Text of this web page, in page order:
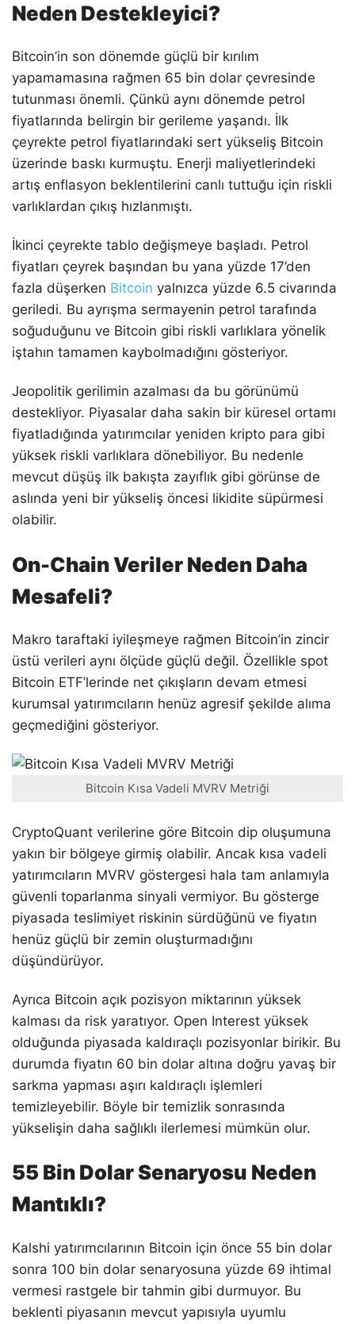
Neden Destekleyici?
Bitcoin’in son dönemde güçlü bir kırılım
yapamamasına rağmen 65 bin dolar çevresinde
tutunması önemli. Çünkü aynı dönemde petrol
fiyatlarında belirgin bir gerileme yaşandı. İlk
çeyrekte petrol fiyatlarındaki sert yükseliş Bitcoin
üzerinde baskı kurmuştu. Enerji maliyetlerindeki
artış enflasyon beklentilerini canlı tuttuğu için riskli
varlıklardan çıkış hızlanmıştı.
İkinci çeyrekte tablo değişmeye başladı. Petrol
fiyatları çeyrek başından bu yana yüzde 17’den
fazla düşerken Bitcoin yalnızca yüzde 6.5 civarında
geriledi. Bu ayrışma sermayenin petrol tarafında
soğuduğunu ve Bitcoin gibi riskli varlıklara yönelik
iştahın tamamen kaybolmadığını gösteriyor.
Jeopolitik gerilimin azalması da bu görünümü
destekliyor. Piyasalar daha sakin bir küresel ortamı
fiyatladığında yatırımcılar yeniden kripto para gibi
yüksek riskli varlıklara dönebiliyor. Bu nedenle
mevcut düşüş ilk bakışta zayıflık gibi görünse de
aslında yeni bir yükseliş öncesi likidite süpürmesi
olabilir.
On-Chain Veriler Neden Daha
Mesafeli?
Makro taraftaki iyileşmeye rağmen Bitcoin’in zincir
üstü verileri aynı ölçüde güçlü değil. Özellikle spot
Bitcoin ETF’lerinde net çıkışların devam etmesi
kurumsal yatırımcıların henüz agresif şekilde alıma
geçmediğini gösteriyor.
Bitcoin Kısa Vadeli MVRV Metriği
CryptoQuant verilerine göre Bitcoin dip oluşumuna
yakın bir bölgeye girmiş olabilir. Ancak kısa vadeli
yatırımcıların MVRV göstergesi hala tam anlamıyla
güvenli toparlanma sinyali vermiyor. Bu gösterge
piyasada teslimiyet riskinin sürdüğünü ve fiyatın
henüz güçlü bir zemin oluşturmadığını
düşündürüyor.
Ayrıca Bitcoin açık pozisyon miktarının yüksek
kalması da risk yaratıyor. Open Interest yüksek
olduğunda piyasada kaldıraçlı pozisyonlar birikir. Bu
durumda fiyatın 60 bin dolar altına doğru yavaş bir
sarkma yapması aşırı kaldıraçlı işlemleri
temizleyebilir. Böyle bir temizlik sonrasında
yükselişin daha sağlıklı ilerlemesi mümkün olur.
55 Bin Dolar Senaryosu Neden
Mantıklı?
Kalshi yatırımcılarının Bitcoin için önce 55 bin dolar
sonra 100 bin dolar senaryosuna yüzde 69 ihtimal
vermesi rastgele bir tahmin gibi durmuyor. Bu
beklenti piyasanın mevcut yapısıyla uyumlu